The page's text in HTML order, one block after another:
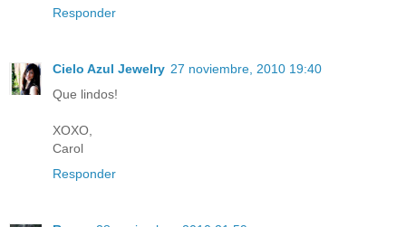
Responder
Cielo Azul Jewelry 27 noviembre, 2010 19:40
Que lindos!
XOXO,
Carol
Responder